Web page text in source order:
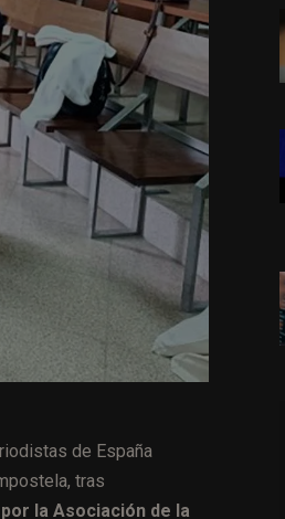
de España
tras
la Asociación de la